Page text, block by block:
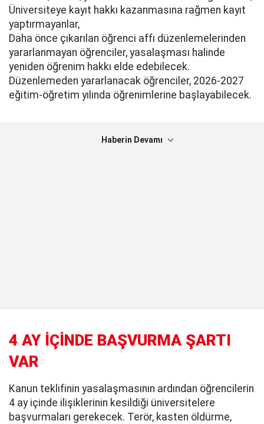
Üniversiteye kayıt hakkı kazanmasına rağmen kayıt
yaptırmayanlar,
Daha önce çıkarılan öğrenci affı düzenlemelerinden
yararlanmayan öğrenciler, yasalaşması halinde
yeniden öğrenim hakkı elde edebilecek.
Düzenlemeden yararlanacak öğrenciler, 2026-2027
eğitim-öğretim yılında öğrenimlerine başlayabilecek.
Haberin Devamı
4 AY İÇİNDE BAŞVURMA ŞARTI
VAR
Kanun teklifinin yasalaşmasının ardından öğrencilerin
4 ay içinde ilişiklerinin kesildiği üniversitelere
başvurmaları gerekecek. Terör, kasten öldürme,